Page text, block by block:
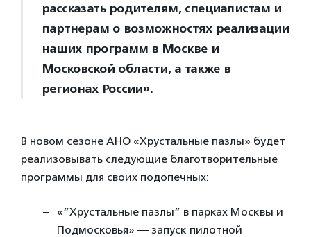
рассказать родителям, специалистам и
партнерам о возможностях реализации
наших программ в Москве и
Московской области, а также в
регионах России».
В новом сезоне АНО «Хрустальные пазлы» будет
реализовывать следующие благотворительные
программы для своих подопечных:
«”Хрустальные пазлы” в парках Москвы и
Подмосковья» — запуск пилотной